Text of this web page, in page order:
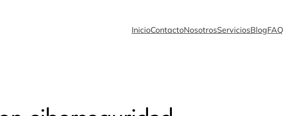
InicioContactoNosotrosServiciosBlogFAQ